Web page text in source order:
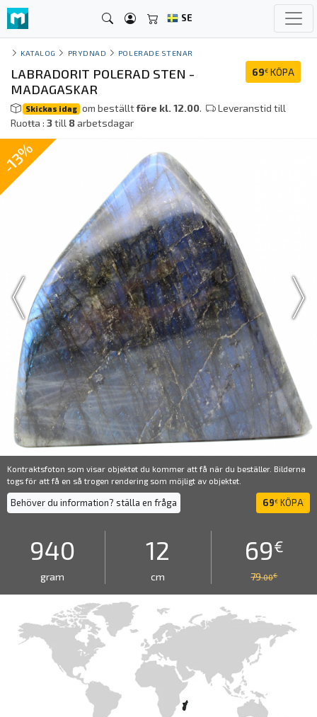
SE
KATALOG PRYDNAD POLERADE STENAR
69€ KÖPA
LABRADORIT POLERAD STEN -
MADAGASKAR
Skickas idag om beställtföre kl. 12.00.
Leveranstid till
Ruoŧŧa : 3till 8arbetsdagar
Kontraktsfoton som visar objektet du kommer att få när du beställer. Bilderna
togs för att få en så trogen rendering som möjligt av objektet.
Behöver du information? ställa en fråga 69€ KÖPA
940
gram
12
cm
69€
79.00€